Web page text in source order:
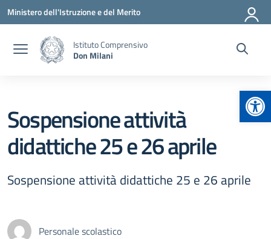
Vai ai contenuti
Vai al menu di navigazione
Vai al footer
Ministero dell'Istruzione e del Merito
Istituto Comprensivo
Don Milani
Sospensione attività
didattiche 25 e 26 aprile
Sospensione attività didattiche 25 e 26 aprile
Personale scolastico